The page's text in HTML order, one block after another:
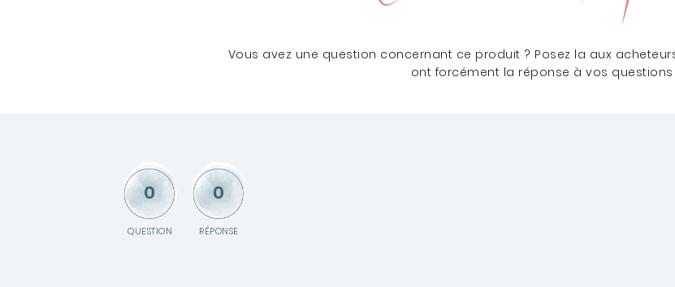
Vous avez une question concernant ce produit ? Posez la aux
ont forcément la réponse à vos questions
0
QUESTION
0
RÉPONSE